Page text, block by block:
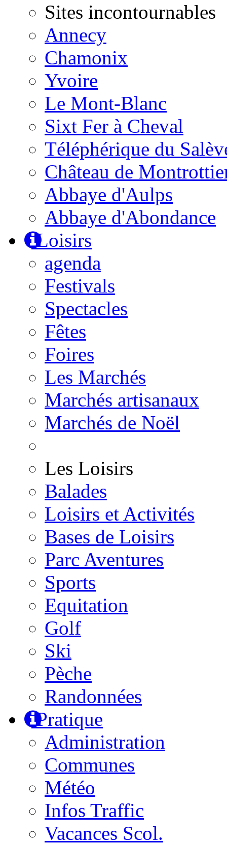
Sites incontournables
Annecy
Chamonix
Yvoire
Le Mont-Blanc
Sixt Fer à Cheval
Téléphérique du
Château de
Abbaye d'Aulps
Abbaye d'Abondance
Loisirs
agenda
Festivals
Spectacles
Fêtes
Foires
Les Marchés
Marchés artisanaux
Marchés de Noël
Les Loisirs
Balades
Loisirs et Activités
Bases de Loisirs
Parc Aventures
Sports
Equitation
Golf
Ski
Pèche
Randonnées
Pratique
Administration
Communes
Météo
Infos Traffic
Vacances Scol.